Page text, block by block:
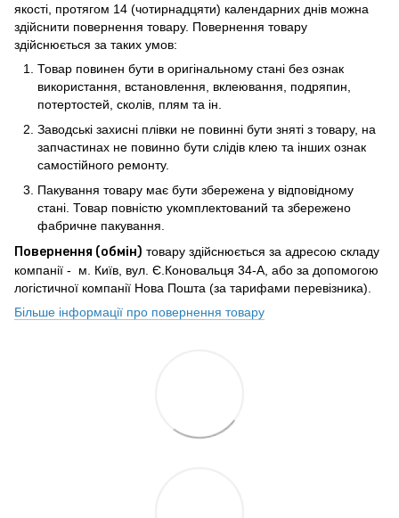
якості, протягом 14 (чотирнадцяти) календарних днів можна
здійснити повернення товару. Повернення товару
здійснюється за таких умов:
Товар повинен бути в оригінальному стані без ознак
використання, встановлення, вклеювання, подряпин,
потертостей, сколів, плям та ін.
Заводські захисні плівки не повинні бути зняті з товару, на
запчастинах не повинно бути слідів клею та інших ознак
самостійного ремонту.
Пакування товару має бути збережена у відповідному
стані. Товар повністю укомплектований та збережено
фабричне пакування.
Повернення (обмін) товару здійснюється за адресою складу
компанії - м. Київ, вул. Є.Коновальця 34-А, або за допомогою
логістичної компанії Нова Пошта (за тарифами перевізника).
Більше інформації про повернення товару